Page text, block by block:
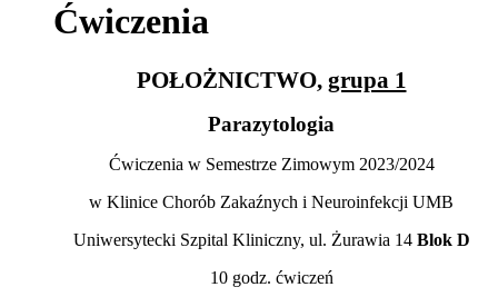
Ćwiczenia
POŁOŻNICTWO, grupa 1
Parazytologia
Ćwiczenia w Semestrze Zimowym 2023/2024
w Klinice Chorób Zakaźnych i Neuroinfekcji UMB
Uniwersytecki Szpital Kliniczny, ul. Żurawia 14 Blok D
10 godz. ćwiczeń